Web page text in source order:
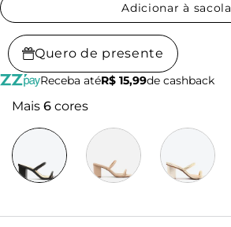
Adicionar à sacola
Quero de presente
Receba atéR$ 15,99de cashback
Mais 6 cores